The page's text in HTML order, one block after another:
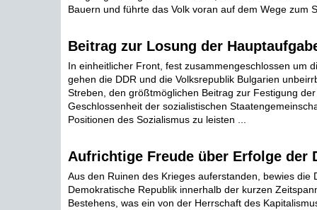
Bauern und führte das Volk voran auf dem Wege zum
Beitrag zur Losung der
In einheitlicher Front, fest zusammengeschlossen um
gehen die DDR und die Volksrepublik Bulgarien
Streben, den größtmöglichen Beitrag zur Festigung
Geschlossenheit der sozialistischen
Positionen des Sozialismus zu leisten ...
Aufrichtige Freude über Erfolge der
Aus den Ruinen des Krieges auferstanden, bewies die
Demokratische Republik innerhalb der kurzen
Bestehens, was ein von der Herrschaft des